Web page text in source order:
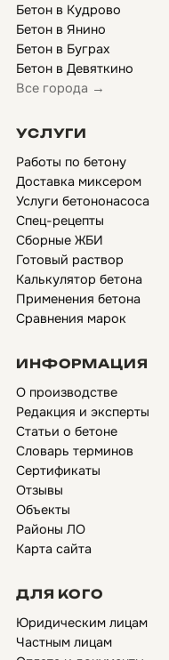
Бетон в Кудрово
Бетон в Янино
Бетон в Буграх
Бетон в Девяткино
Все города →
УСЛУГИ
Работы по бетону
Доставка миксером
Услуги бетононасоса
Спец-рецепты
Сборные ЖБИ
Готовый раствор
Калькулятор бетона
Применения бетона
Сравнения марок
ИНФОРМАЦИЯ
О производстве
Редакция и эксперты
Статьи о бетоне
Словарь терминов
Сертификаты
Отзывы
Объекты
Районы ЛО
Карта сайта
ДЛЯ КОГО
Юридическим лицам
Частным лицам